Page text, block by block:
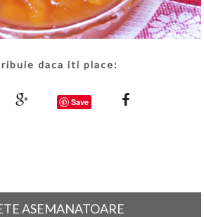
daca iti place:
Save
ASEMANATOARE